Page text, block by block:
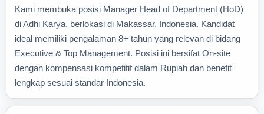
Kami membuka posisi Manager Head of Department (HoD)
di Adhi Karya, berlokasi di Makassar, Indonesia. Kandidat
ideal memiliki pengalaman 8+ tahun yang relevan di bidang
Executive & Top Management. Posisi ini bersifat On-site
dengan kompensasi kompetitif dalam Rupiah dan benefit
lengkap sesuai standar Indonesia.